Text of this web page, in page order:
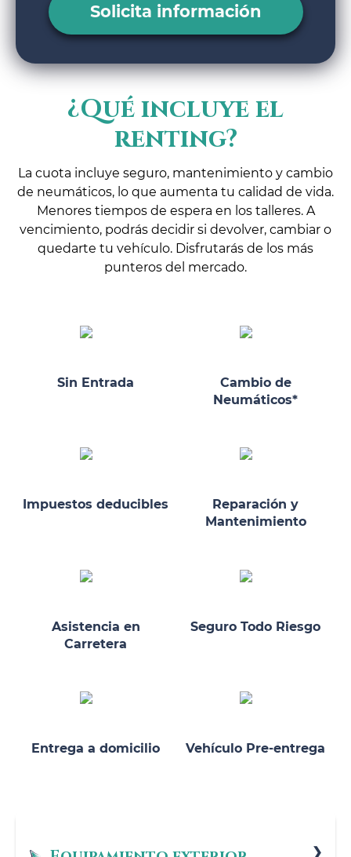
Solicita información
¿Qué incluye el
renting?
La cuota incluye seguro, mantenimiento y cambio
de neumáticos, lo que aumenta tu calidad de vida.
Menores tiempos de espera en los talleres. A
vencimiento, podrás decidir si devolver, cambiar o
quedarte tu vehículo. Disfrutarás de los más
punteros del mercado.
Sin Entrada
Cambio de
Neumáticos*
Impuestos deducibles
Reparación y
Mantenimiento
Asistencia en
Carretera
Seguro Todo Riesgo
Entrega a domicilio Vehículo Pre-entrega